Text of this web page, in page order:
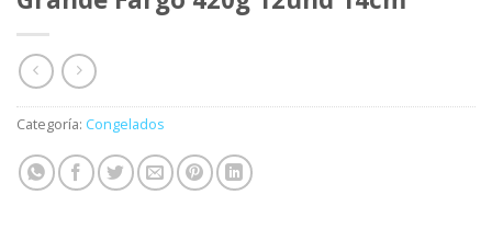
Categoría: Congelados